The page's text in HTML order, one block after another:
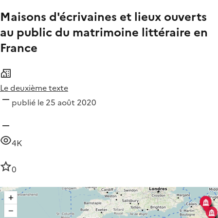
Maisons d'écrivaines et lieux ouverts
au public du matrimoine littéraire en
France
Le deuxième texte
publié le 25 août 2020
4K
0